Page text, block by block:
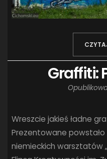
Graffiti:
Wreszcie jakieś ładne
Prezentowane
niemieckich warsztatów